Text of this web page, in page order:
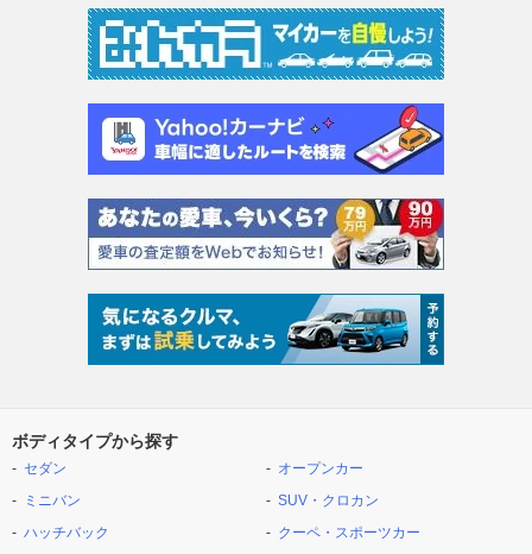
ボディタイプから探す
セダン
ミニバン
ハッチバック
オープンカー
SUV・クロカン
クーペ・スポーツカー